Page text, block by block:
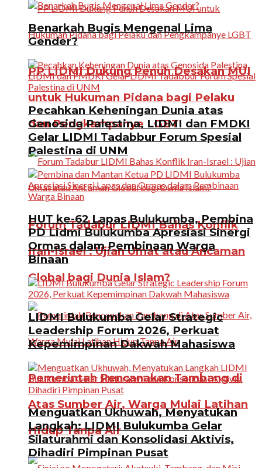
PP LIDMI Dukung Penuh Desakan MUI
untuk Hukuman Pidana bagi Pelaku
dan Pengkampanye LGBT
Forum Tadabur LIDMI Bahas Konflik
Iran-Israel : Ujian Umat atau Ancaman
Global bagi Dunia Islam?
Pemerintah Rencanakan Tambang di
Atas Sumber Air, Warga Mulai Latihan
Hidup Tanpa Air
Benarkah Bugis Mengenal Lima
Gender?
Pecahkan Keheningan Dunia atas
Genosida Palestina, LIDMI dan FMDKI
Gelar LIDMI Tadabbur Forum Spesial
Palestina di UNM
HUT ke-62 Lapas Bulukumba, Pembina
PD Lidmi Bulukumba Apresiasi Sinergi
Ormas dalam Pembinaan Warga
Binaan
LIDMI Bulukumba Gelar Strategic
Leadership Forum 2026, Perkuat
Kepemimpinan Dakwah Mahasiswa
Menguatkan Ukhuwah, Menyatukan
Langkah: LIDMI Bulukumba Gelar
Silaturahmi dan Konsolidasi Aktivis,
Dihadiri Pimpinan Pusat